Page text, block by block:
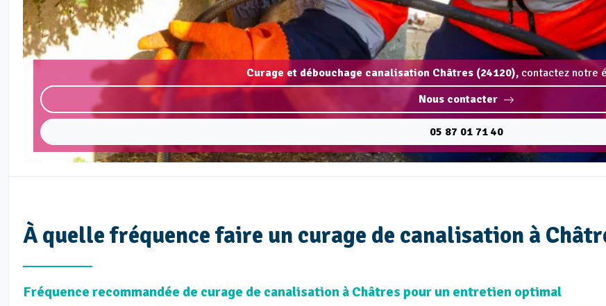
Curage et débouchage canalisation Châtres (24120), contactez notre
Nous contacter
05 87 01 71 40
À quelle fréquence faire un curage de canalisation à
Fréquence recommandée de curage de canalisation à Châtres pour un entretien optimal